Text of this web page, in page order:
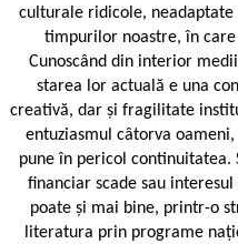
culturale ridicole,
timpurilor noastre, în
Cunoscând din interior
starea lor actuală e una
creativă, dar și fragilitate
entuziasmul câtorva
pune în pericol continuitatea.
financiar scade sau
poate și mai bine, printr-o
literatura prin programe